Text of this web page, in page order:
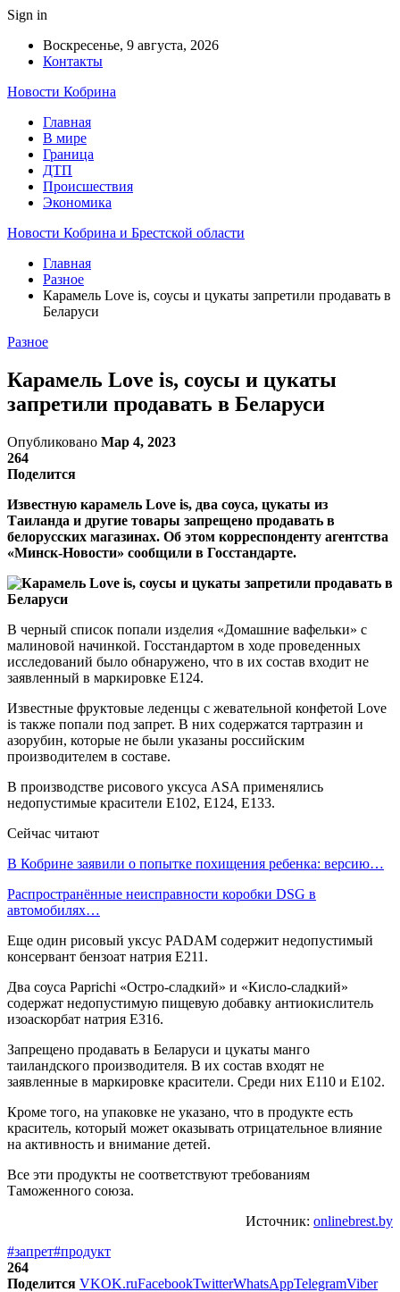
Sign in
Воскресенье, 9 августа, 2026
Контакты
Новости Кобрина
Главная
В мире
Граница
ДТП
Происшествия
Экономика
Новости Кобрина и Брестской области
Главная
Разное
Карамель Love is, соусы и цукаты запретили продавать в
Беларуси
Разное
Карамель Love is, соусы и цукаты
запретили продавать в Беларуси
Опубликовано Мар 4, 2023
264
Поделится
Известную карамель Love is, два соуса, цукаты из
Таиланда и другие товары запрещено продавать в
белорусских магазинах. Об этом корреспонденту агентства
«Минск-Новости» сообщили в Госстандарте.
В черный список попали изделия «Домашние вафельки» с
малиновой начинкой. Госстандартом в ходе проведенных
исследований было обнаружено, что в их состав входит не
заявленный в маркировке Е124.
Известные фруктовые леденцы с жевательной конфетой Love
is также попали под запрет. В них содержатся тартразин и
азорубин, которые не были указаны российским
производителем в составе.
В производстве рисового уксуса ASA применялись
недопустимые красители Е102, Е124, Е133.
Сейчас читают
В Кобрине заявили о попытке похищения ребенка: версию…
Распространённые неисправности коробки DSG в
автомобилях…
Еще один рисовый уксус PADAM содержит недопустимый
консервант бензоат натрия Е211.
Два соуса Paprichi «Остро-сладкий» и «Кисло-сладкий»
содержат недопустимую пищевую добавку антиокислитель
изоаскорбат натрия Е316.
Запрещено продавать в Беларуси и цукаты манго
таиландского производителя. В их состав входят не
заявленные в маркировке красители. Среди них Е110 и Е102.
Кроме того, на упаковке не указано, что в продукте есть
краситель, который может оказывать отрицательное влияние
на активность и внимание детей.
Все эти продукты не соответствуют требованиям
Таможенного союза.
Источник: onlinebrest.by
#запрет#продукт
264
Поделится VKOK.ruFacebookTwitterWhatsAppTelegramViber